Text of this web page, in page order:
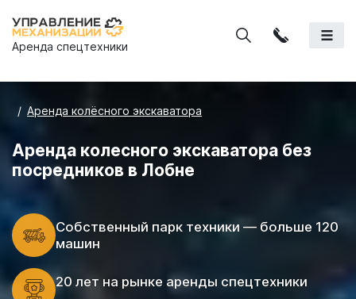
Аренда спецтехники
Аренда колёсного экскаватора
Аренда колесного экскаватора без
посредников в Лобне
Cобственный парк техники — больше 120
машин
20 лет на рынке аренды спецтехники